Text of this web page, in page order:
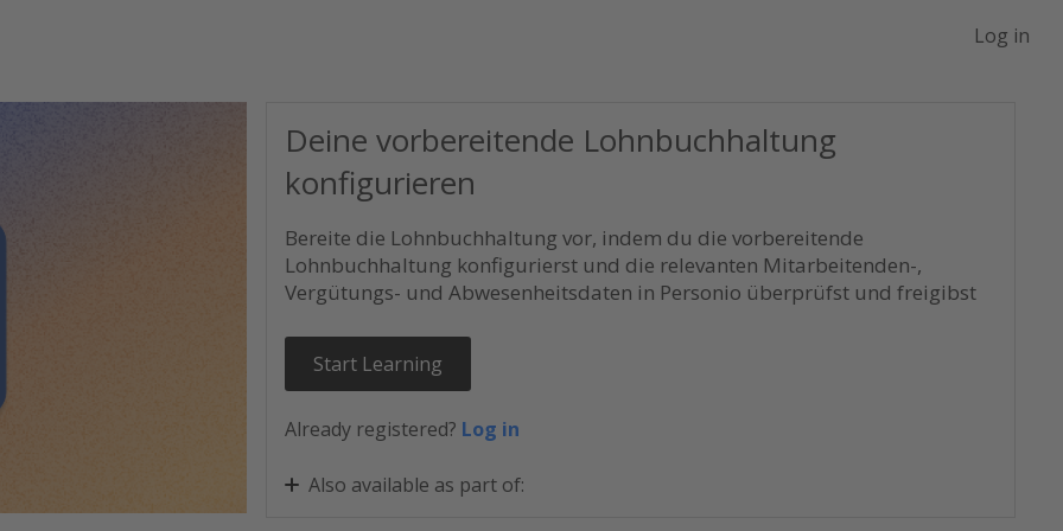
Log in
Deine vorbereitende Lohnbuchhaltung
konfigurieren
Bereite die Lohnbuchhaltung vor, indem du die vorbereitende
Lohnbuchhaltung konfigurierst und die relevanten Mitarbeitenden-,
Vergütungs- und Abwesenheitsdaten in Personio überprüfst und freigibst
Start Learning
Already registered? Log in
Also available as part of: